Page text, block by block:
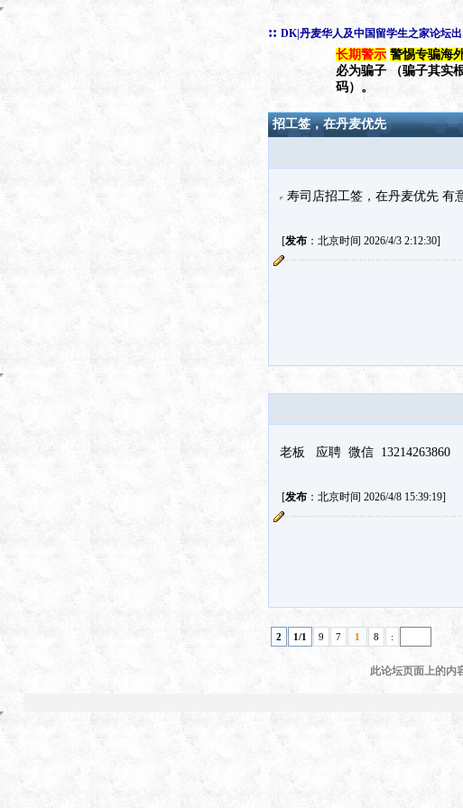
:: DK|丹麦华人及中国留学生之家论坛
长期警示 警惕专骗海
必为骗子 （骗子其实
码）。
招工签，在丹麦优先
寿司店招工签，在丹麦优先 有
[发布：北京时间 2026/4/3 2:12:30]
老板 应聘 微信 13214263860
[发布：北京时间 2026/4/8 15:39:19]
2 1/1 9 7 1 8 :
此论坛页面上的内